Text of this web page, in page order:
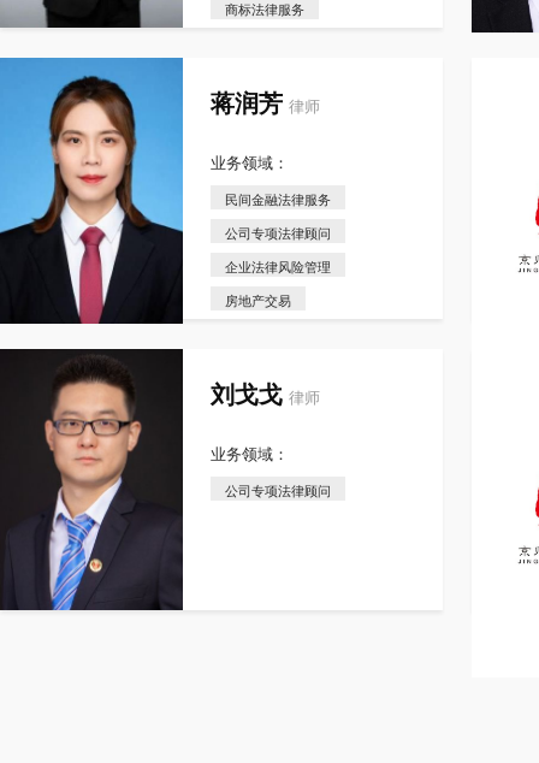
商标法律服务
蒋润芳 律师
业务领域：
民间金融法律服务
公司专项法律顾问
企业法律风险管理
房地产交易
刘戈戈 律师
业务领域：
公司专项法律顾问